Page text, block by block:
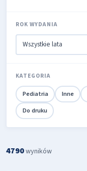
ROK WYDANIA
KATEGORIA
Pediatria Inne
Do druku
4790wyników